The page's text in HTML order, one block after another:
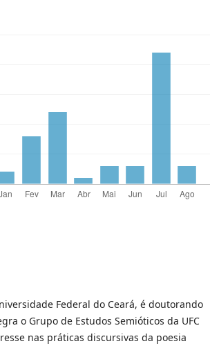
Federal do Ceará, é doutorando
o Grupo de Estudos Semióticos da UFC
nas práticas discursivas da poesia